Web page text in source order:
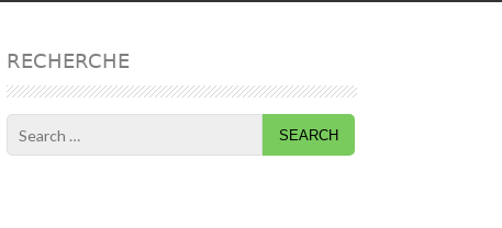
RECHERCHE
Search
for: